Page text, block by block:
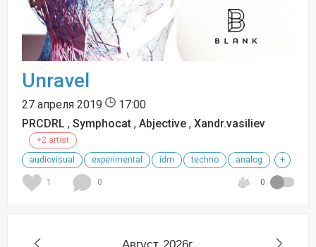
Unravel
27 апреля 2019
17:00
PRCDRL , Symphocat , Abjective , Xandr.vasiliev
+2 artist
audiovisual
experimental idm techno analog +
1 0 0